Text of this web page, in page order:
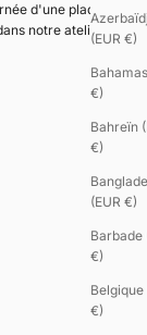
(EUR €)
€)
Bahreïn
€)
(EUR €)
Barbade
€)
Belgique
€)
d'une plaque
notre atelier à Paris.